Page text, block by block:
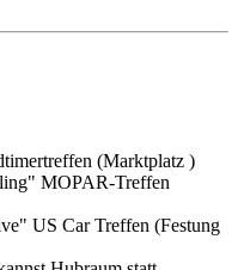
(Marktplatz )
MOPAR-Treffen
US Car Treffen (Festung